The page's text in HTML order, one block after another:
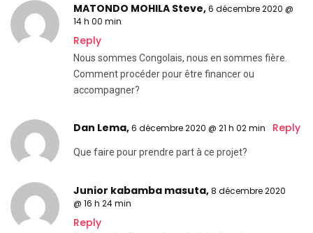
MATONDO MOHILA Steve,6 décembre 2020 @
14 h 00 min
Reply
Nous sommes Congolais, nous en sommes fière.
Comment procéder pour être financer ou
accompagner?
Dan Lema,6 décembre 2020 @ 21 h 02 min Reply
Que faire pour prendre part à ce projet?
Junior kabamba masuta,8 décembre 2020
@ 16 h 24 min
Reply